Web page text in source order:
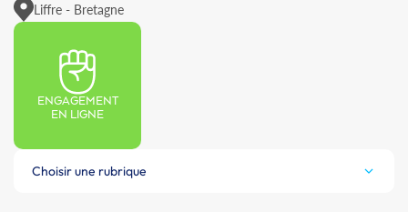
Liffre - Bretagne
ENGAGEMENT
EN LIGNE
Choisir une rubrique